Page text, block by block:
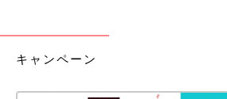
キャンペーン